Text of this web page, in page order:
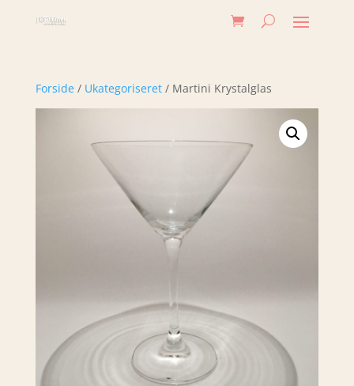
Forside/ Ukategoriseret/ Martini Krystalglas